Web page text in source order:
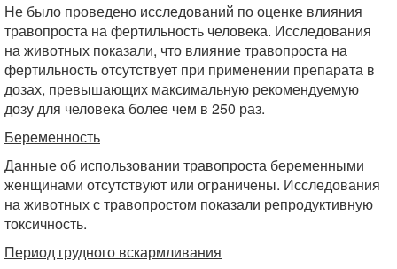
Не было проведено исследований по оценке влияния
травопроста на фертильность человека. Исследования
на животных показали, что влияние травопроста на
фертильность отсутствует при применении препарата в
дозах, превышающих максимальную рекомендуемую
дозу для человека более чем в 250 раз.
Беременность
Данные об использовании травопроста беременными
женщинами отсутствуют или ограничены. Исследования
на животных с травопростом показали репродуктивную
токсичность.
Период грудного вскармливания